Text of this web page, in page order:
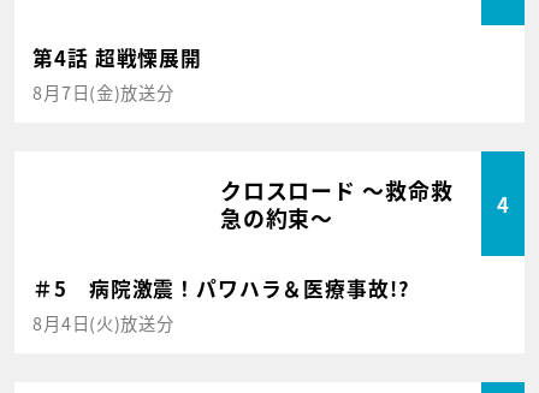
第4話 超戦慄展開
8月7日(金)放送分
クロスロード ～救命救
急の約束～
4
＃5 病院激震！パワハラ＆医療事故!?
8月4日(火)放送分